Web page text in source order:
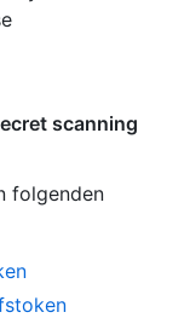
scanning
folgenden